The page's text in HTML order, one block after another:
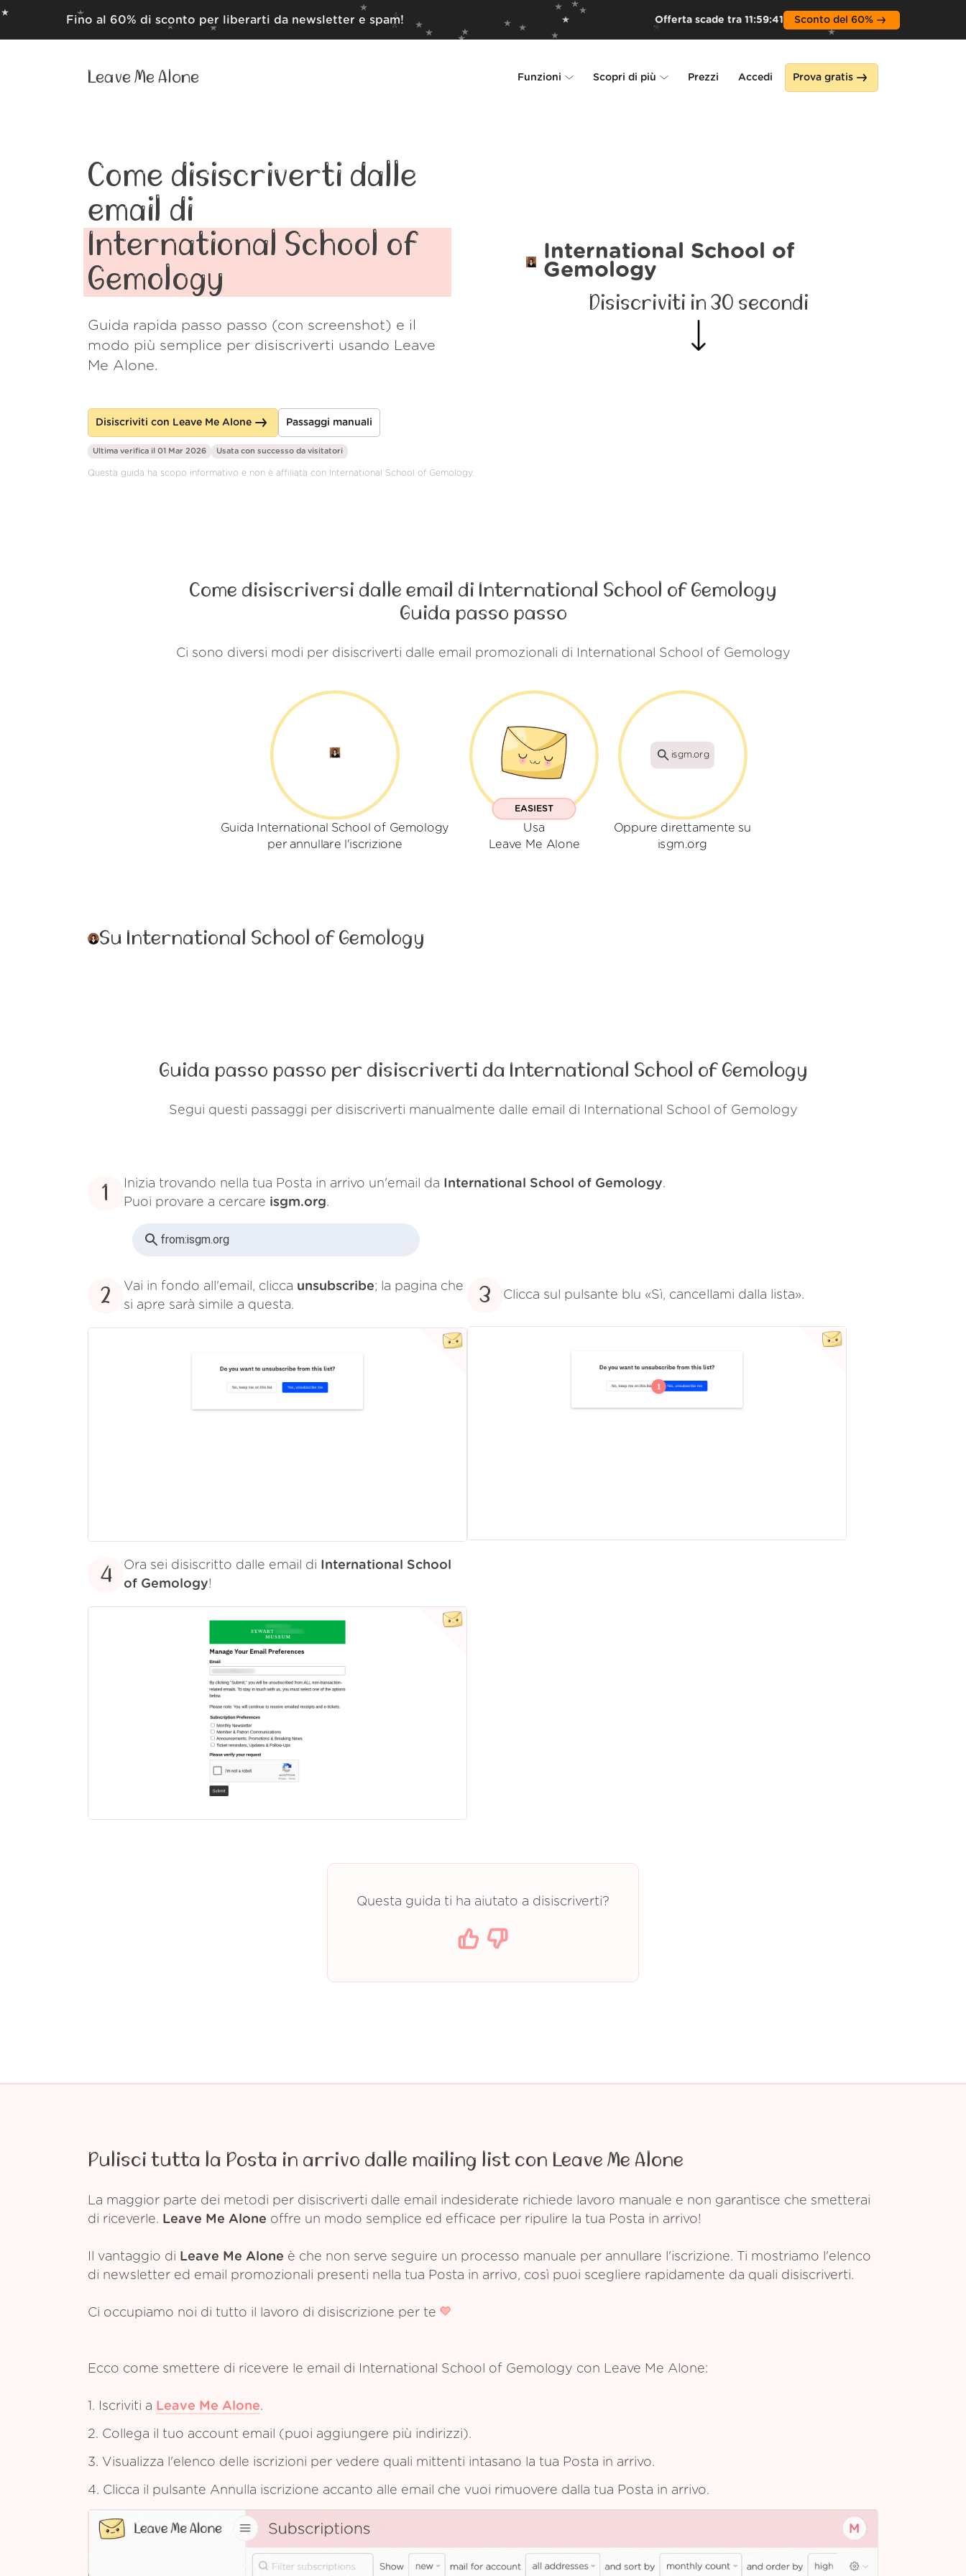
Fino al 60% di sconto per liberarti da newsletter e spam! Offerta scade tra 11:59:40 Sconto del 60%
Leave Me Alone Funzioni
Do-not-disturb
Scopri di più
Chi siamo
FAQ
Prezzi Accedi Prova gratis
Come disiscriverti dalle
email di
International School of
Gemology
Guida rapida passo passo (con screenshot) e il
modo più semplice per disiscriverti usando Leave
Me Alone.
Disiscriviti con Leave Me Alone Passaggi manuali
International School of
Gemology
Disiscriviti in 30 secondi
Ultima verifica il 01 Mar 2026 Usata con successo da visitatori
Questa guida ha scopo informativo e non è affiliata con International School of Gemology.
Come disiscriversi dalle email di International School of Gemology
Guida passo passo
Ci sono diversi modi per disiscriverti dalle email promozionali di International School of Gemology
Guida International School of Gemology
per annullare l'iscrizione
EASIEST
Usa
Leave Me Alone
isgm.org
Oppure direttamente su
isgm.org
Su International School of Gemology
Guida passo passo per disiscriverti da International School of Gemology
Segui questi passaggi per disiscriverti manualmente dalle email di International School of Gemology
1 Inizia trovando nella tua Posta in arrivo un'email da International School of Gemology.
Puoi provare a cercare isgm.org.
from:isgm.org
2 Vai in fondo all'email, clicca unsubscribe; la pagina che
si apre sarà simile a questa.
3 Clicca sul pulsante blu «Sì, cancellami dalla lista».
4 Ora sei disiscritto dalle email di
International School
of Gemology!
Questa guida ti ha aiutato a disiscriverti?
Pulisci tutta la Posta in arrivo dalle mailing list con Leave Me Alone
La maggior parte dei metodi per disiscriverti dalle email indesiderate richiede lavoro manuale e non garantisce che smetterai
di riceverle. Leave Me Alone offre un modo semplice ed efficace per ripulire la tua Posta in arrivo!
Il vantaggio di Leave Me Alone è che non serve seguire un processo manuale per annullare l'iscrizione. Ti mostriamo l'elenco
di newsletter ed email promozionali presenti nella tua Posta in arrivo, così puoi scegliere rapidamente da quali disiscriverti.
Ci occupiamo noi di tutto il lavoro di disiscrizione per te
Ecco come smettere di ricevere le email di International School of Gemology con Leave Me Alone:
1. Iscriviti a Leave Me Alone.
2. Collega il tuo account email (puoi aggiungere più indirizzi).
3. Visualizza l'elenco delle iscrizioni per vedere quali mittenti intasano la tua Posta in arrivo.
4. Clicca il pulsante Annulla iscrizione accanto alle email che vuoi rimuovere dalla tua Posta in arrivo.